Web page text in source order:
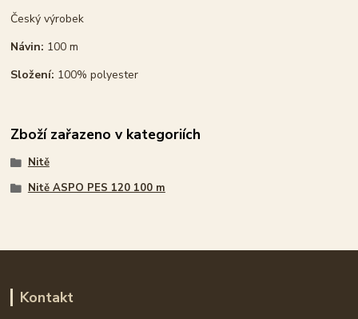
Český výrobek
Návin: 100 m
Složení: 100% polyester
Zboží zařazeno v kategoriích
Nitě
Nitě ASPO PES 120 100 m
Kontakt